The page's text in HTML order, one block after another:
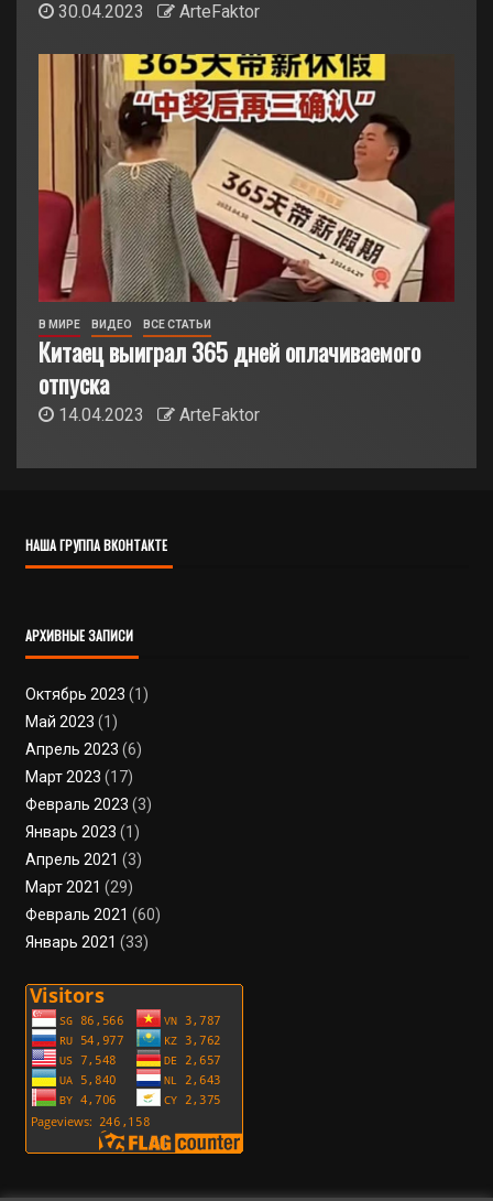
30.04.2023 ArteFaktor
В МИРЕ ВИДЕО ВСЕ СТАТЬИ
Китаец выиграл 365 дней оплачиваемого
отпуска
14.04.2023 ArteFaktor
НАША ГРУППА ВКОНТАКТЕ
АРХИВНЫЕ ЗАПИСИ
Октябрь 2023 (1)
Май 2023 (1)
Апрель 2023 (6)
Март 2023 (17)
Февраль 2023 (3)
Январь 2023 (1)
Апрель 2021 (3)
Март 2021 (29)
Февраль 2021 (60)
Январь 2021 (33)